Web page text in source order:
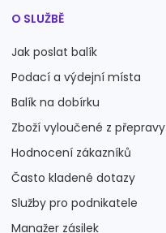
O SLUŽBĚ
Jak poslat balík
Podací a výdejní místa
Balík na dobírku
Zboží vyloučené z přepravy
Hodnocení zákazníků
Často kladené dotazy
Služby pro podnikatele
Manažer zásilek